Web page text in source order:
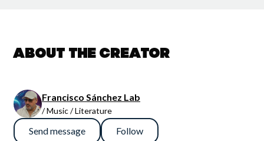
About the creator
Francisco Sánchez Lab
/ Music / Literature
Send message Follow